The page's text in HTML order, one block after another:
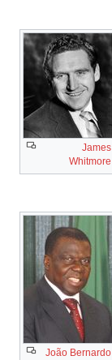
James
Whitmore
João Bernardo